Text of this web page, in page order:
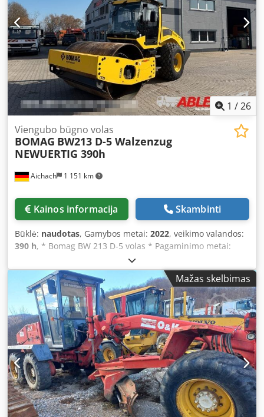
1 /26
Aichach 1 151 km
Viengubo būgno volas
BOMAG BW213 D-5 Walzenzug
NEWUERTIG 390h
Kainos informacija Skambinti
Būklė: naudotas, Gamybos metai: 2022, veikimo valandos:
390 h, * Bomag BW 213 D-5 volas * Pagaminimo metai:
2022 * 390 val. * Euro 5 * 12 500–14 800 kg * 95 kW Deutz
variklis * Oro kondicionierius * Padangos: 23,1-26IND *
BŪKLĖ KAIP NAUJO! Dkodpfxjyr U Tnj ActorMažas skelbimas